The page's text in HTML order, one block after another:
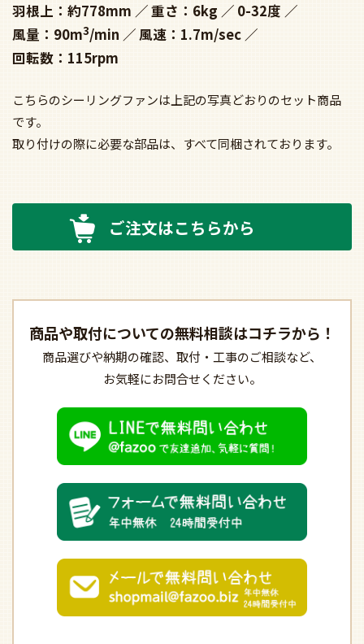
羽根上：約778mm
重さ：6kg
0-32度
風量：90m3/min
風速：1.7m/sec
回転数：115rpm
こちらのシーリングファンは上記の写真どおりのセット商品
です。
取り付けの際に必要な部品は、すべて同梱されております。
ご注文はこちらから
商品や取付についての無料相談はコチラから！
商品選びや納期の確認、 取付・工事のご相談など、
お気軽にお問合せください。